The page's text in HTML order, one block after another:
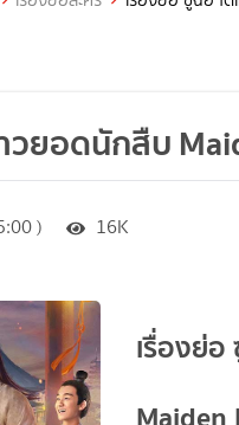
วยอดนักสืบ
) 16K
เรื่องย่